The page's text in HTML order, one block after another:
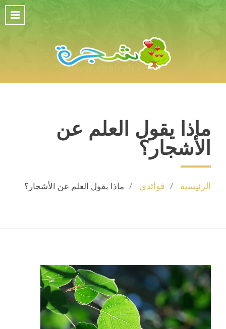
ماذا يقول العلم عن
الأشجار؟
الرئيسية فوائدي ماذا يقول العلم عن الأشجار؟